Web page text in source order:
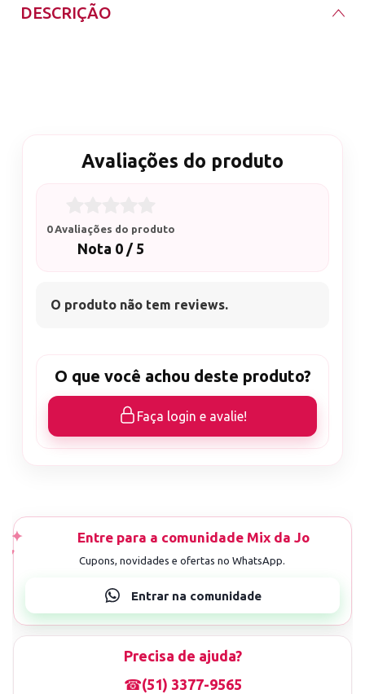
DESCRIÇÃO
outro abaulada formando assim a nossa área de
Indicada para: Lixamento comprimento, lixamento na
perfeitamente nas laterais dos alongamentos
trazendo assim um resultado maravilhoso.
-indicado para uso profissional.
Nossa Loja já atua há mais de 10 anos no mercado.
Avaliações do produto
0 Avaliações do produto
Nota 0 / 5
O produto não tem reviews.
O que você achou deste produto?
Faça login e avalie!
Precisa de ajuda?
☎(51) 3377-9565